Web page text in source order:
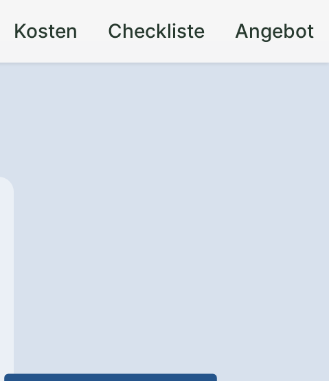
Kosten Checkliste Angebot